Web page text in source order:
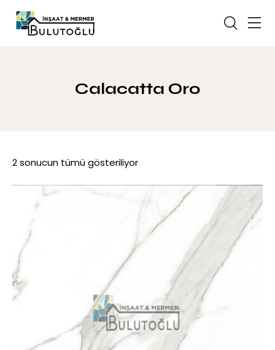
Calacatta Oro
2 sonucun tümü gösteriliyor